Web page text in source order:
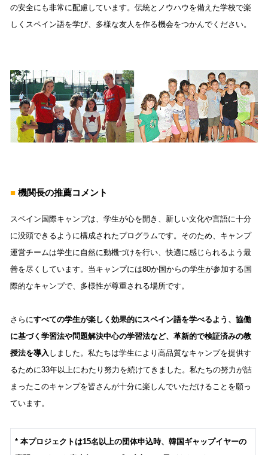
の安全にも非常に配慮しています。伝統とノウハウを備えた学校で楽
しくスペイン語を学び、多様な友人を作る機会をつかんでください。
■ 機関長の推薦コメント
スペイン国際キャンプは、学生が心を開き、新しい文化や言語に十分
に没頭できるように構成されたプログラムです。そのため、キャンプ
運営チームは学生に自然に動機づけを行い、快適に感じられるよう最
善を尽くしています。当キャンプには80か国からの学生が参加する国
際的なキャンプで、多様性が尊重される場所です。
さらにすべての学生が楽しく効果的にスペイン語を学べるよう、協働
に基づく学習法や問題解決中心の学習法など、革新的で検証済みの教
授法を導入 しました。私たちは学生により高品質なキャンプを提供す
るために33年以上にわたり努力を続けてきました。私たちの努力が詰
まったこのキャンプを皆さんが十分に楽しんでいただけることを願っ
ています。
* 本プロジェクトは15名以上の団体申込時、韓国ギャップイヤーの